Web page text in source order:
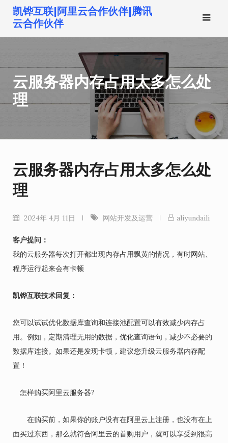
到
凯铧互联|阿里云合作伙伴|腾讯
云合作伙伴
云服务器内存占用太多怎么处
理
云服务器内存占用太多怎么处
理
2024年 4月 11日 网站开发及运营 aliyundaili
客户提问：
我的云服务器每次打开都出现内存占用飘黄的情况，有时网站、
程序运行起来会有卡顿
凯铧互联技术回复：
您可以试试优化数据库查询和连接池配置可以有效减少内存占
用。例如，定期清理无用的数据，优化查询语句，减少不必要的
数据库连接。如果还是发现卡顿，建议您升级云服务器内存配
置！
怎样购买阿里云服务器?
在购买前，如果你的账户没有在阿里云上注册，也没有在上
面买过东西，那么就符合阿里云的首购用户，就可以享受到很高